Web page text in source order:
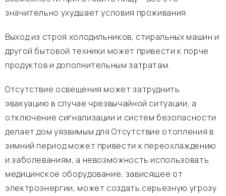
значительно ухудшает условия проживания.
Выход из строя холодильников, стиральных машин и
другой бытовой техники может привести к порче
продуктов и дополнительным затратам.
Отсутствие освещения может затруднить
эвакуацию в случае чрезвычайной ситуации, а
отключение сигнализации и систем безопасности
делает дом уязвимым для Отсутствие отопления в
зимний период может привести к переохлаждению
и заболеваниям, а невозможность использовать
медицинское оборудование, зависящее от
электроэнергии, может создать серьезную угрозу